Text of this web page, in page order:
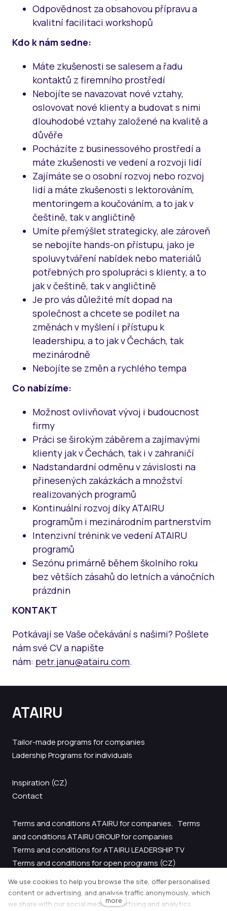
Odpovědnost za obsahovou přípravu a
kvalitní facilitaci workshopů
Kdo k nám sedne:
Máte zkušenosti se salesem a řadu
kontaktů z firemního prostředí
Nebojíte se navazovat nové vztahy,
oslovovat nové klienty a budovat s nimi
dlouhodobé vztahy založené na kvalitě a
důvěře
Pocházíte z businessového prostředí a
máte zkušenosti ve vedení a rozvoji lidí
Zajímáte se o osobní rozvoj nebo rozvoj
lidí a máte zkušenosti s lektorováním,
mentoringem a koučováním, a to jak v
češtině, tak v angličtině
Umíte přemýšlet strategicky, ale zároveň
se nebojíte hands-on přístupu, jako je
spoluvytváření nabídek nebo materiálů
potřebných pro spolupráci s klienty, a to
jak v češtině, tak v angličtině
Je pro vás důležité mít dopad na
společnost a chcete se podílet na
změnách v myšlení i přístupu k
leadershipu, a to jak v Čechách, tak
mezinárodně
Nebojíte se změn a rychlého tempa
Co nabízíme:
Možnost ovlivňovat vývoj i budoucnost
firmy
Práci se širokým záběrem a zajímavými
klienty jak v Čechách, tak i v zahraničí
Nadstandardní odměnu v závislosti na
přinesených zakázkách a množství
realizovaných programů
Kontinuální rozvoj díky ATAIRU
programům i mezinárodním partnerstvím
Intenzivní trénink ve vedení ATAIRU
programů
Sezónu primárně během školního roku
bez větších zásahů do letních a vánočních
prázdnin
KONTAKT
Potkávají se Vaše očekávání s našimi? Pošlete
nám své CV a napište
nám: petr.janu@atairu.com.
ATAIRU
Tailor-made programs for companies
Ladership Programs for individuals
Inspiration (CZ)
Contact
Terms and conditions ATAIRU for companies. Terms
and conditions ATAIRU GROUP for companies
Terms and conditions for ATAIRU LEADERSHIP TV
Terms and conditions for open programs (CZ)
We use cookies to help you browse the site, offer personalised
content or advertising, and analyse traffic anonymously, which
we share with our social media, advertising and analytics
more